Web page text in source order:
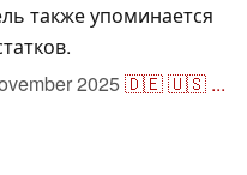
также упоминается
2025🇩🇪🇺🇸 ...